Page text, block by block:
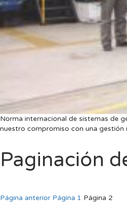
Norma internacional de sistemas de
nuestro compromiso con una gestión
Paginación
Página anterior Página 1 Página 2